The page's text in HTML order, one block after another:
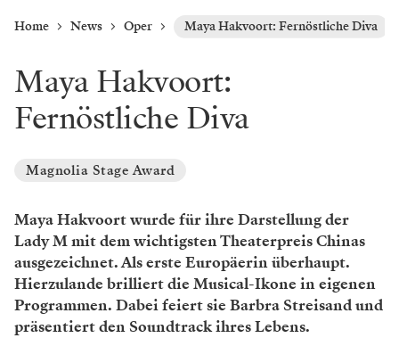
Home News Oper Maya Hakvoort: Fernöstliche Diva
Maya Hakvoort:
Fernöstliche Diva
Magnolia Stage Award
Maya Hakvoort wurde für ihre Darstellung der
Lady M mit dem wichtigsten Theaterpreis Chinas
ausgezeichnet. Als erste Europäerin überhaupt.
Hierzulande brilliert die Musical-Ikone in eigenen
Programmen. Dabei feiert sie Barbra Streisand und
präsentiert den Soundtrack ihres Lebens.